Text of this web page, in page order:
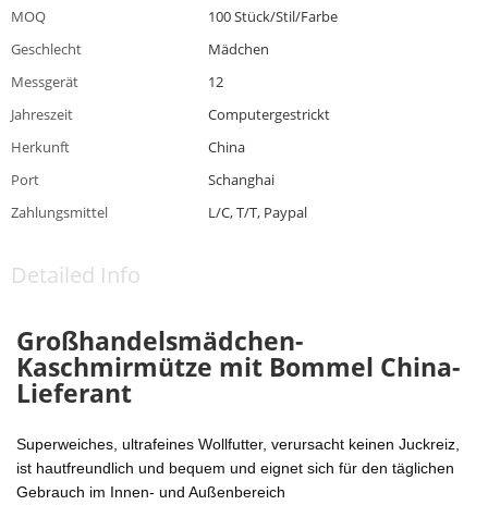
MOQ
100 Stück/Stil/Farbe
Geschlecht
Mädchen
Messgerät
12
Jahreszeit
Computergestrickt
Herkunft
China
Port
Schanghai
Zahlungsmittel
L/C, T/T, Paypal
Detailed Info
Großhandelsmädchen-
Kaschmirmütze mit Bommel China-
Lieferant
Superweiches, ultrafeines Wollfutter, verursacht keinen Juckreiz,
ist hautfreundlich und bequem und eignet sich für den täglichen
Gebrauch im Innen- und Außenbereich